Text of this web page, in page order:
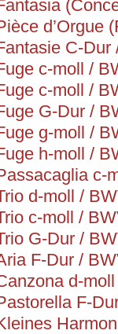
d’Orgue
C-Dur
c-moll /
c-moll /
G-Dur /
g-moll /
h-moll /
c-
d-moll /
c-moll /
G-Dur /
F-Dur /
d-
F-